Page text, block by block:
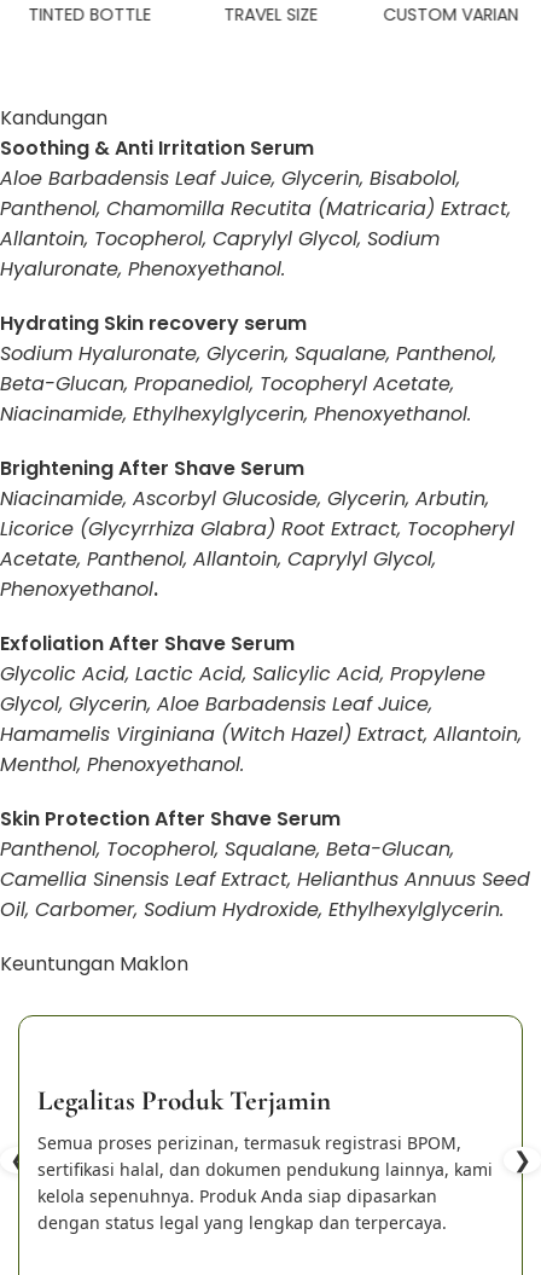
TINTED BOTTLE TRAVEL SIZE CUSTOM VARIAN
Kandungan
Soothing & Anti Irritation Serum
Aloe Barbadensis Leaf Juice, Glycerin, Bisabolol,
Panthenol, Chamomilla Recutita (Matricaria) Extract,
Allantoin, Tocopherol, Caprylyl Glycol, Sodium
Hyaluronate, Phenoxyethanol.
Hydrating Skin recovery serum
Sodium Hyaluronate, Glycerin, Squalane, Panthenol,
Beta-Glucan, Propanediol, Tocopheryl Acetate,
Niacinamide, Ethylhexylglycerin, Phenoxyethanol.
Brightening After Shave Serum
Niacinamide, Ascorbyl Glucoside, Glycerin, Arbutin,
Licorice (Glycyrrhiza Glabra) Root Extract, Tocopheryl
Acetate, Panthenol, Allantoin, Caprylyl Glycol,
Phenoxyethanol.
Exfoliation After Shave Serum
Glycolic Acid, Lactic Acid, Salicylic Acid, Propylene
Glycol, Glycerin, Aloe Barbadensis Leaf Juice,
Hamamelis Virginiana (Witch Hazel) Extract, Allantoin,
Menthol, Phenoxyethanol.
Skin Protection After Shave Serum
Panthenol, Tocopherol, Squalane, Beta-Glucan,
Camellia Sinensis Leaf Extract, Helianthus Annuus Seed
Oil, Carbomer, Sodium Hydroxide, Ethylhexylglycerin.
Keuntungan Maklon
❮
Legalitas Produk Terjamin
Semua proses perizinan, termasuk registrasi BPOM,
sertifikasi halal, dan dokumen pendukung lainnya, kami
kelola sepenuhnya. Produk Anda siap dipasarkan
dengan status legal yang lengkap dan terpercaya.
❯